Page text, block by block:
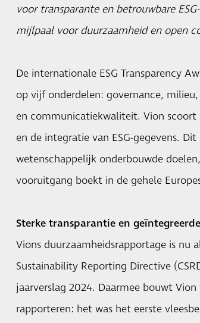
voor transparante en betrouwbare
mijlpaal voor duurzaamheid en open
De internationale ESG Transparency
op vijf onderdelen: governance,
en communicatiekwaliteit. Vion
en de integratie van ESG-gegevens.
wetenschappelijk onderbouwde
vooruitgang boekt in de gehele
Sterke transparantie en
Vions duurzaamheidsrapportage is nu
Sustainability Reporting Directive
jaarverslag 2024. Daarmee bouwt Vion
rapporteren: het was het eerste